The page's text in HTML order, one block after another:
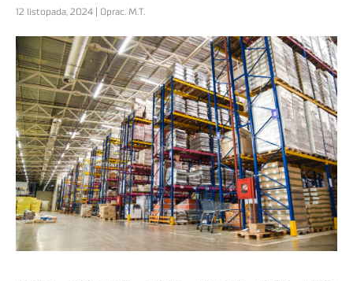
12 listopada, 2024 | Oprac. M.T.